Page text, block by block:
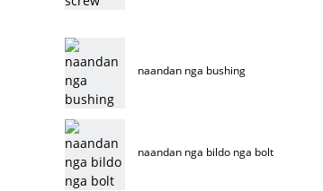
naandan nga bushing
naandan nga bildo nga bolt